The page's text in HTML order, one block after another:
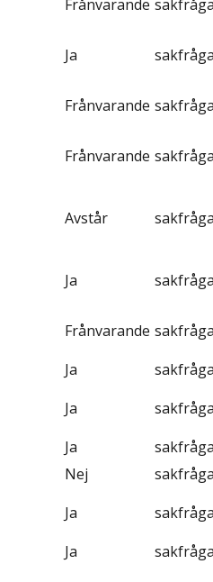
Frånvarande
Ja
Frånvarande
Frånvarande
Avstår
Ja
Frånvarande
Ja
Ja
Ja
Nej
Ja
Ja